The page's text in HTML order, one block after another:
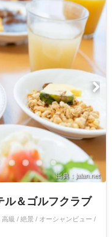
出典：jalan.net
ル＆ゴルフクラブ
高級 / 絶景 / オーシャンビュー /